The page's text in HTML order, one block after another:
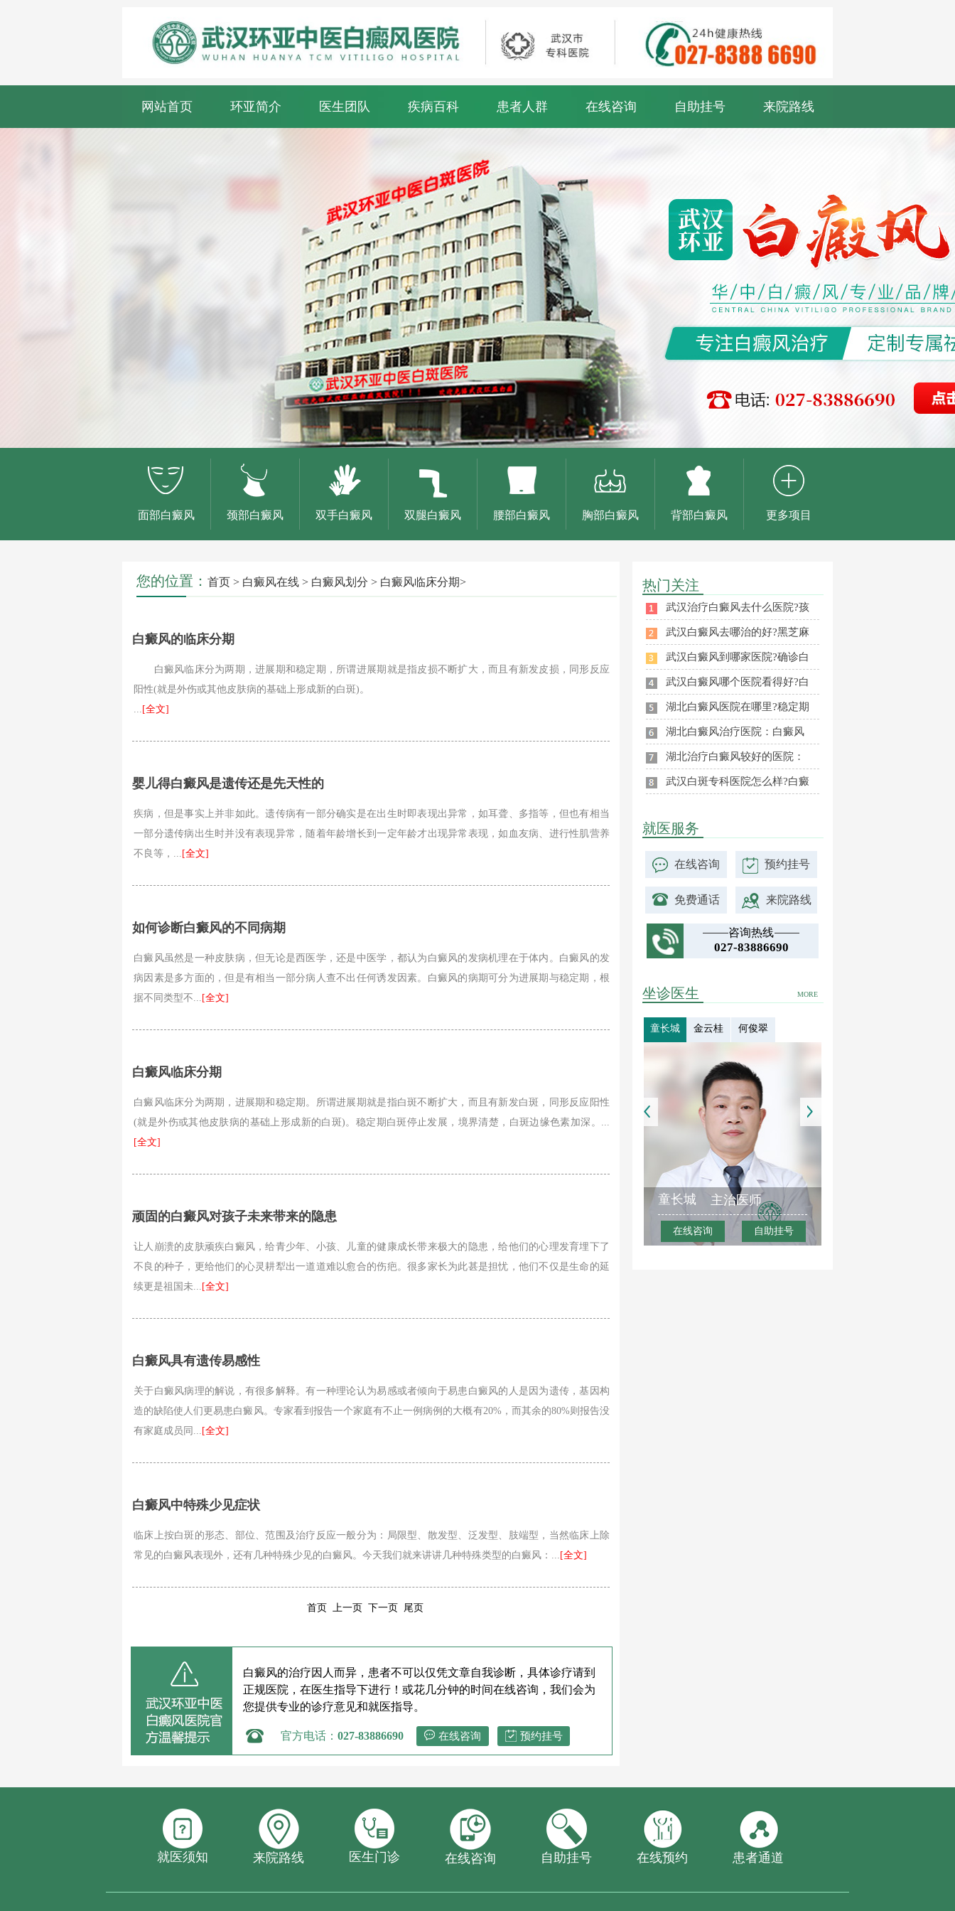
网站首页 环亚简介 医生团队 疾病百科 患者人群 在线咨询 自助挂号 来院路线
面部白癜风 颈部白癜风 双手白癜风 双腿白癜风 腰部白癜风 胸部白癜风 背部白癜风 更多项目
您的位置： 首页 > 白癜风在线 > 白癜风划分 > 白癜风临床分期>
白癜风的临床分期
白癜风临床分为两期，进展期和稳定期，所谓进展期就是指皮损不断扩大，而且有新发皮损，同形反应
阳性(就是外伤或其他皮肤病的基础上形成新的白斑)。
... [全文]
婴儿得白癜风是遗传还是先天性的
疾病，但是事实上并非如此。遗传病有一部分确实是在出生时即表现出异常，如耳聋、多指等，但也有相当
一部分遗传病出生时并没有表现异常，随着年龄增长到一定年龄才出现异常表现，如血友病、进行性肌营养
不良等，... [全文]
如何诊断白癜风的不同病期
白癜风虽然是一种皮肤病，但无论是西医学，还是中医学，都认为白癜风的发病机理在于体内。白癜风的发
病因素是多方面的，但是有相当一部分病人查不出任何诱发因素。白癜风的病期可分为进展期与稳定期，根
据不同类型不... [全文]
白癜风临床分期
白癜风临床分为两期，进展期和稳定期。所谓进展期就是指白斑不断扩大，而且有新发白斑，同形反应阳性
(就是外伤或其他皮肤病的基础上形成新的白斑)。稳定期白斑停止发展，境界清楚，白斑边缘色素加深。...
[全文]
顽固的白癜风对孩子未来带来的隐患
让人崩溃的皮肤顽疾白癜风，给青少年、小孩、儿童的健康成长带来极大的隐患，给他们的心理发育埋下了
不良的种子，更给他们的心灵耕犁出一道道难以愈合的伤疤。很多家长为此甚是担忧，他们不仅是生命的延
续更是祖国未... [全文]
白癜风具有遗传易感性
关于白癜风病理的解说，有很多解释。有一种理论认为易感或者倾向于易患白癜风的人是因为遗传，基因构
造的缺陷使人们更易患白癜风。专家看到报告一个家庭有不止一例病例的大概有20%，而其余的80%则报告没
有家庭成员同... [全文]
白癜风中特殊少见症状
临床上按白斑的形态、部位、范围及治疗反应一般分为：局限型、散发型、泛发型、肢端型，当然临床上除
常见的白癜风表现外，还有几种特殊少见的白癜风。今天我们就来讲讲几种特殊类型的白癜风：... [全文]
首页 上一页 下一页 尾页
白癜风的治疗因人而异，患者不可以仅凭文章自我诊断，具体诊疗请到
正规医院，在医生指导下进行！或花几分钟的时间在线咨询，我们会为
您提供专业的诊疗意见和就医指导。
官方电话： 027-83886690 在线咨询 预约挂号
热门关注
武汉治疗白癜风去什么医院?孩
武汉白癜风去哪治的好?黑芝麻
武汉白癜风到哪家医院?确诊白
武汉白癜风哪个医院看得好?白
湖北白癜风医院在哪里?稳定期
湖北白癜风治疗医院：白癜风
湖北治疗白癜风较好的医院：
武汉白斑专科医院怎么样?白癜
就医服务
在线咨询 预约挂号
免费通话 来院路线
咨询热线
027-83886690
MORE
坐诊医生
童长城 金云桂 何俊翠
童长城 主治医师
在线咨询 自助挂号
就医须知 来院路线 医生门诊 在线咨询 自助挂号 在线预约 患者通道